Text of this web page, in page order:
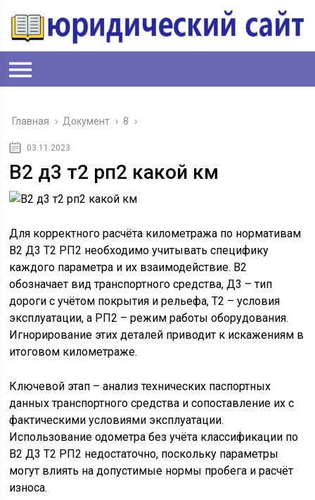
Главная › Документ › 8 ›
03.11.2023
В2 д3 т2 рп2 какой км
Для корректного расчёта километража по нормативам
В2 Д3 Т2 РП2 необходимо учитывать специфику
каждого параметра и их взаимодействие. В2
обозначает вид транспортного средства, Д3 – тип
дороги с учётом покрытия и рельефа, Т2 – условия
эксплуатации, а РП2 – режим работы оборудования.
Игнорирование этих деталей приводит к искажениям в
итоговом километраже.
Ключевой этап – анализ технических паспортных
данных транспортного средства и сопоставление их с
фактическими условиями эксплуатации.
Использование одометра без учёта классификации по
В2 Д3 Т2 РП2 недостаточно, поскольку параметры
могут влиять на допустимые нормы пробега и расчёт
износа.